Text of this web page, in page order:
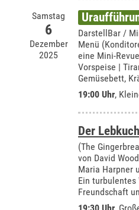
Samstag
6
Dezember
2025
DarstellBar /
Menü
eine Mini-
Vorspeise |
Gemüsebett,
19:00 Uhr,
Der
(The
von David
Maria Harpner
Ein turbulentes
Freundschaft